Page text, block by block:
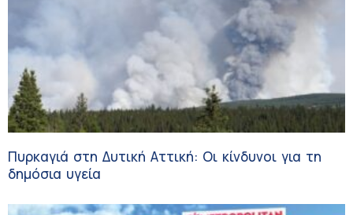
Πυρκαγιά στη Δυτική Αττική: Οι κίνδυνοι για τη
δημόσια υγεία